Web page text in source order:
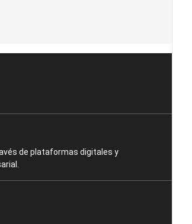
de plataformas digitales y